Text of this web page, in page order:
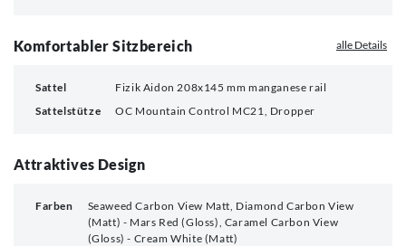
Komfortabler Sitzbereich alle Details
Sattel
Fizik Aidon 208x145 mm manganese rail
Sattelstütze
OC Mountain Control MC21, Dropper
Attraktives Design
Farben
Seaweed Carbon View Matt, Diamond Carbon View
(Matt) - Mars Red (Gloss), Caramel Carbon View
(Gloss) - Cream White (Matt)